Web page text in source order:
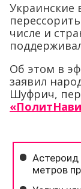
Украинские
числе и
Об этом в
заявил
Шуфрич,